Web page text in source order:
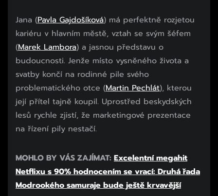
Jana (Pavla Gajdošíková) má perfektně rozjetou
kariéru v hlavním městě, vztah se svým šéfem
(Marek Lambora) a jasnou představu o
budoucnosti. Jenže místo vysněného života a
svatby končí na rodinné pile svého
problematického otce (Martin Pechlát), kterou
její přítel tajně koupil. Uprostřed beskydských
lesů rychle zjistí, že marketingové prezentace
na řízení pily nestačí.
MOHLO BY VÁS ZAJÍMAT: Excelentní megahit
Netflixu s 90% hodnocením se vrací: Druhá řada
Modrookého samuraje bude ještě krvavější